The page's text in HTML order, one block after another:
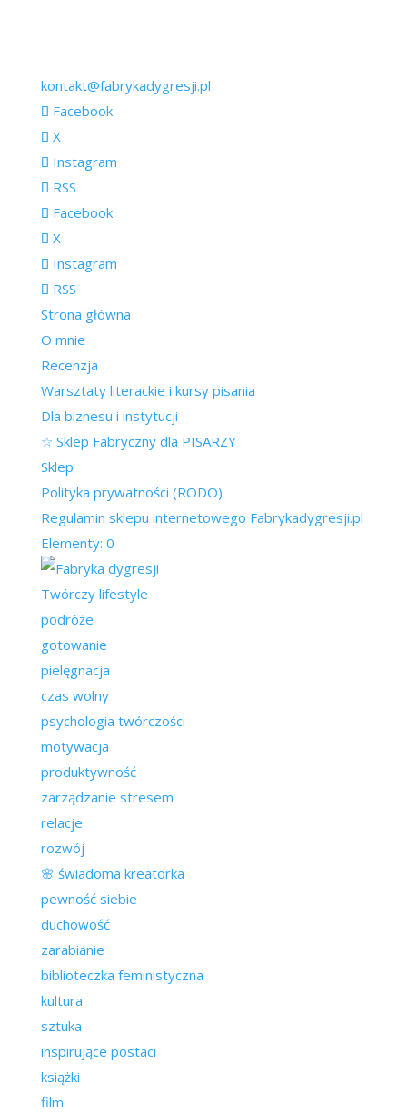
kontakt@fabrykadygresji.pl
Facebook
X
Instagram
RSS
Facebook
X
Instagram
RSS
Strona główna
O mnie
Recenzja
Warsztaty literackie i kursy pisania
Dla biznesu i instytucji
☆ Sklep Fabryczny dla PISARZY
Sklep
Polityka prywatności (RODO)
Regulamin sklepu internetowego Fabrykadygresji.pl
Elementy: 0
Twórczy lifestyle
podróże
gotowanie
pielęgnacja
czas wolny
psychologia twórczości
motywacja
produktywność
zarządzanie stresem
relacje
rozwój
🌸 świadoma kreatorka
pewność siebie
duchowość
zarabianie
biblioteczka feministyczna
kultura
sztuka
inspirujące postaci
książki
film